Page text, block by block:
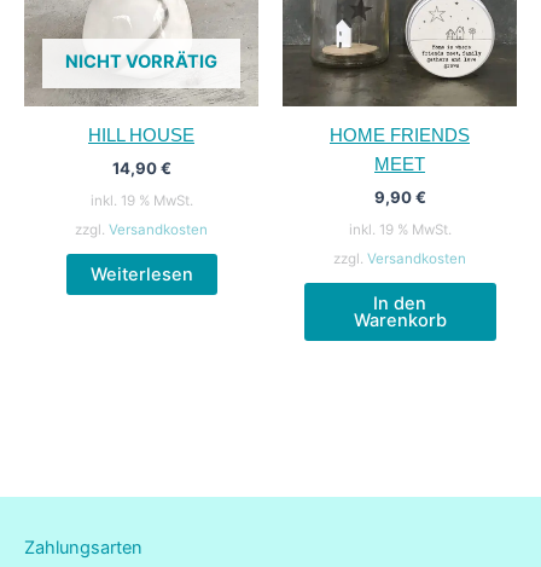
NICHT VORRÄTIG
HILL HOUSE
14,90€
inkl. 19 % MwSt.
zzgl. Versandkosten
Weiterlesen
HOME FRIENDS
MEET
9,90€
inkl. 19 % MwSt.
zzgl. Versandkosten
In den
Warenkorb
Zahlungsarten